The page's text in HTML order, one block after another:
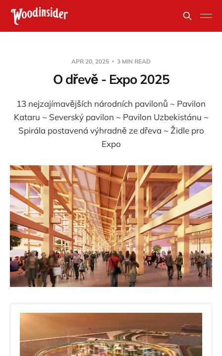
APR 20, 2025 3 MIN READ
O dřevě - Expo 2025
13 nejzajímavějších národních pavilonů ~ Pavilon
Kataru ~ Severský pavilon ~ Pavilon Uzbekistánu ~
Spirála postavená výhradně ze dřeva ~ Židle pro
Expo